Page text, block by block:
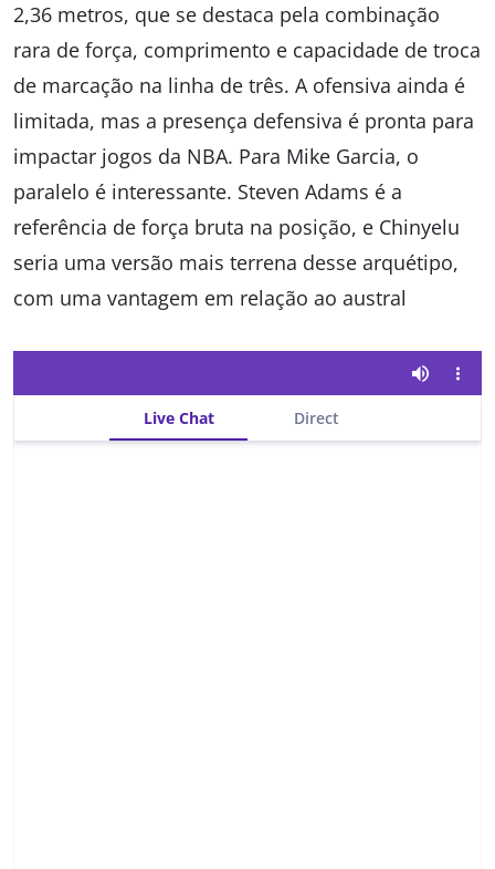
2,36 metros, que se destaca pela combinação
rara de força, comprimento e capacidade de troca
de marcação na linha de três. A ofensiva ainda é
limitada, mas a presença defensiva é pronta para
impactar jogos da NBA. Para Mike Garcia, o
paralelo é interessante. Steven Adams é a
referência de força bruta na posição, e Chinyelu
seria uma versão mais terrena desse arquétipo,
com uma vantagem em relação ao austral
Live Chat Direct